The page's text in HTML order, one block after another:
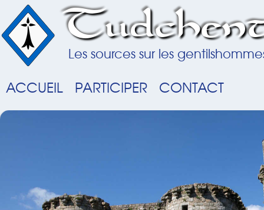
Les sources sur les
ACCUEIL PARTICIPER CONTACT